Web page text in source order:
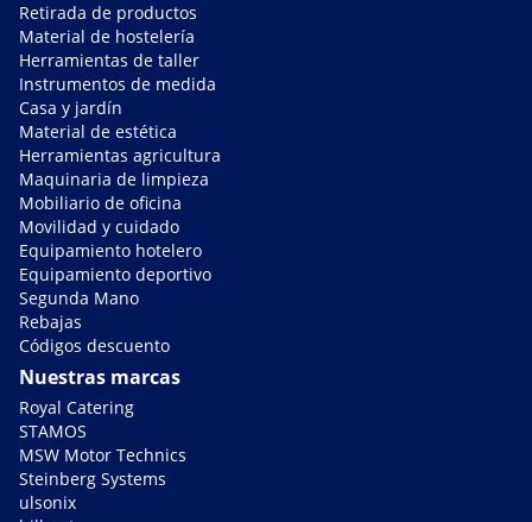
Retirada de productos
Material de hostelería
Herramientas de taller
Instrumentos de medida
Casa y jardín
Material de estética
Herramientas agricultura
Maquinaria de limpieza
Mobiliario de oficina
Movilidad y cuidado
Equipamiento hotelero
Equipamiento deportivo
Segunda Mano
Rebajas
Códigos descuento
Nuestras marcas
Royal Catering
STAMOS
MSW Motor Technics
Steinberg Systems
ulsonix